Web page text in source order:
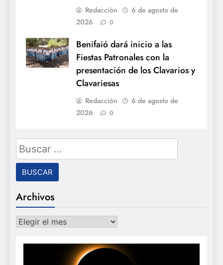
Redacción
6 de agosto de
2026
0
Benifaió dará inicio a las
Fiestas Patronales con la
presentación de los Clavarios y
Clavariesas
Redacción
6 de agosto de
2026
0
Buscar:
Archivos
Archivos